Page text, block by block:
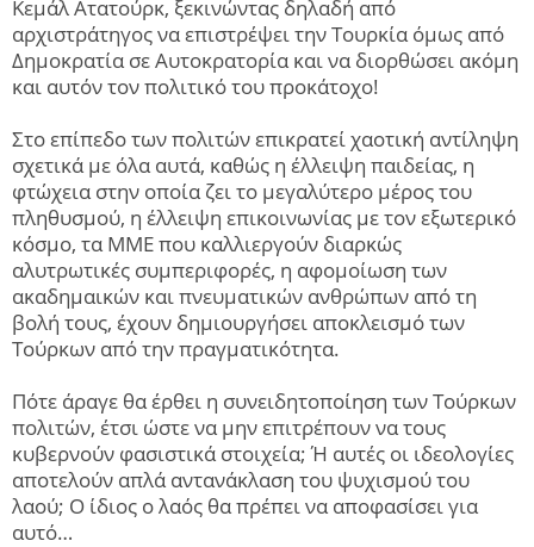
Κεμάλ Ατατούρκ, ξεκινώντας δηλαδή από
αρχιστράτηγος να επιστρέψει την Τουρκία όμως από
Δημοκρατία σε Αυτοκρατορία και να διορθώσει ακόμη
και αυτόν τον πολιτικό του προκάτοχο!
Στο επίπεδο των πολιτών επικρατεί χαοτική αντίληψη
σχετικά με όλα αυτά, καθώς η έλλειψη παιδείας, η
φτώχεια στην οποία ζει το μεγαλύτερο μέρος του
πληθυσμού, η έλλειψη επικοινωνίας με τον εξωτερικό
κόσμο, τα ΜΜΕ που καλλιεργούν διαρκώς
αλυτρωτικές συμπεριφορές, η αφομοίωση των
ακαδημαικών και πνευματικών ανθρώπων από τη
βολή τους, έχουν δημιουργήσει αποκλεισμό των
Τούρκων από την πραγματικότητα.
Πότε άραγε θα έρθει η συνειδητοποίηση των Τούρκων
πολιτών, έτσι ώστε να μην επιτρέπουν να τους
κυβερνούν φασιστικά στοιχεία; Ή αυτές οι ιδεολογίες
αποτελούν απλά αντανάκλαση του ψυχισμού του
λαού; Ο ίδιος ο λαός θα πρέπει να αποφασίσει για
αυτό…